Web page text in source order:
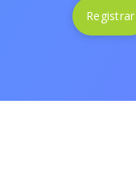
Registrar